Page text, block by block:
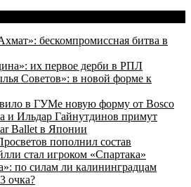
бескомпромиссная битва в
их первое дерби в РПЛ
Советов»: в новой форме к
в ГУМе новую форму от Bosco
и Ильдар Гайнутдинов примут
Ballet в Японии
пополнил состав
стал игроком «Спартака»
по силам ли калининградцам
очка?